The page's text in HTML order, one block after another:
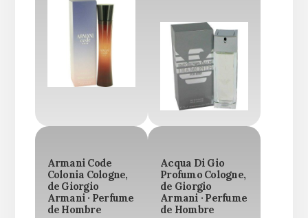
Armani Code
Colonia Cologne,
de Giorgio
Armani · Perfume
de Hombre
Acqua Di Gio
Profumo Cologne,
de Giorgio
Armani · Perfume
de Hombre